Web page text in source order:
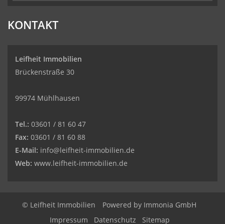
KONTAKT
Leifheit Immobilien
Brückenstraße 30
99974 Mühlhausen
Tel.: 03601 / 81 60 47
Fax: 03601 / 81 60 88
E-Mail: info@leifheit-immobilien.de
Web: www.leifheit-immobilien.de
© Leifheit Immobilien Powered by Immonia GmbH
Impressum
Datenschutz Sitemap